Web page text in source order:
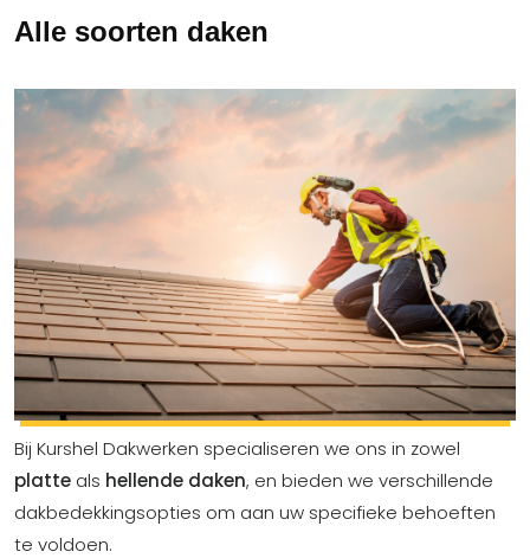
Alle soorten daken
Bij Kurshel Dakwerken specialiseren we ons in zowel
platte als hellende daken, en bieden we verschillende
dakbedekkingsopties om aan uw specifieke behoeften
te voldoen.